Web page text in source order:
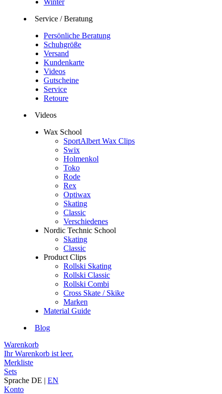
Winter
Service / Beratung
Persönliche Beratung
Schuhgröße
Versand
Kundenkarte
Videos
Gutscheine
Service
Retoure
Videos
Wax School
SportAlbert Wax Clips
Swix
Holmenkol
Toko
Rode
Rex
Optiwax
Skating
Classic
Verschiedenes
Nordic Technic School
Skating
Classic
Product Clips
Rollski Skating
Rollski Classic
Rollski Combi
Cross Skate / Skike
Marken
Material Guide
Blog
Warenkorb
Ihr Warenkorb ist leer.
Merkliste
Sets
Sprache DE | EN
Konto